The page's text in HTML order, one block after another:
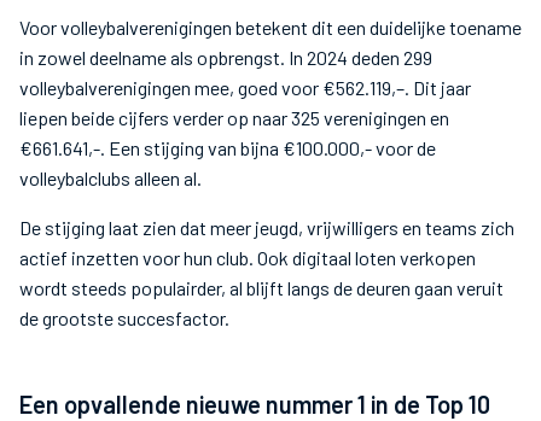
Voor volleybalverenigingen betekent dit een duidelijke toename
in zowel deelname als opbrengst. In 2024 deden 299
volleybalverenigingen mee, goed voor €562.119,–. Dit jaar
liepen beide cijfers verder op naar 325 verenigingen en
€661.641,-. Een stijging van bijna €100.000,- voor de
volleybalclubs alleen al.
De stijging laat zien dat meer jeugd, vrijwilligers en teams zich
actief inzetten voor hun club. Ook digitaal loten verkopen
wordt steeds populairder, al blijft langs de deuren gaan veruit
de grootste succesfactor.
Een opvallende nieuwe nummer 1 in de Top 10